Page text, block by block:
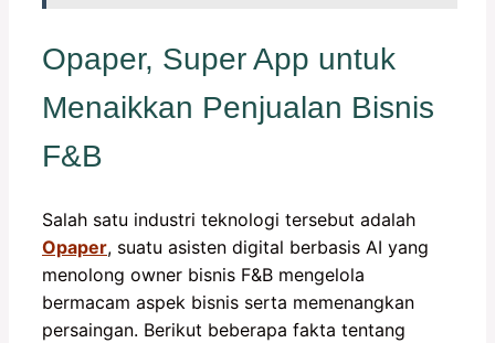
Opaper, Super App untuk
Menaikkan Penjualan Bisnis
F&B
Salah satu industri teknologi tersebut adalah
Opaper, suatu asisten digital berbasis AI yang
menolong owner bisnis F&B mengelola
bermacam aspek bisnis serta memenangkan
persaingan. Berikut beberapa fakta tentang